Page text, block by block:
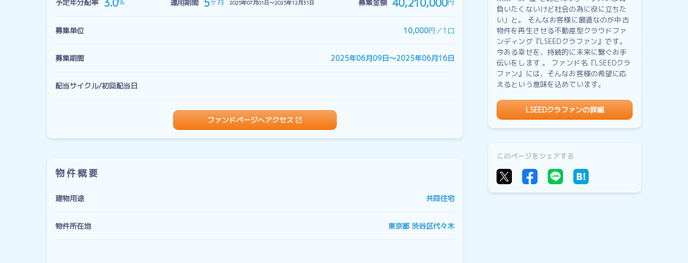
予定年分配率 ％ 運用期間 2025年07月01日〜2025年12月31日 募集金額 円
募集単位 10,000円／1口
募集期間 2025年06月09日〜2025年06月16日
配当サイクル/初回配当日
ファンドページへアクセス
物件概要
建物用途 共同住宅
物件所在地 東京都 渋谷区代々木
負いたくないけど社会の為に役に立ちた
い」と。 そんなお客様に最適なのが中古
物件を再生させる不動産型クラウドファ
ンディング『LSEEDクラファン』です。
今ある幸せを、持続的に未来に繋ぐお手
伝いをします 。 ファンド名『LSEEDクラ
ファン』には、そんなお客様の希望に応
えるという意味を込めています。
LSEEDクラファンの詳細
このページをシェアする